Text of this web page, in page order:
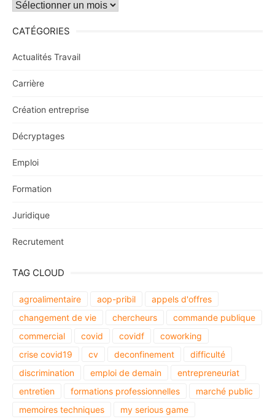
Archives
CATÉGORIES
Actualités Travail
Carrière
Création entreprise
Décryptages
Emploi
Formation
Juridique
Recrutement
TAG CLOUD
agroalimentaire aop-pribil
appels d'offres
changement de vie
chercheurs
commande publique
commercial
covid covidf
coworking
crise covid19
cv deconfinement
difficulté
discrimination
emploi de demain
entrepreneuriat
entretien
formations professionnelles
marché public
memoires techniques
my serious game